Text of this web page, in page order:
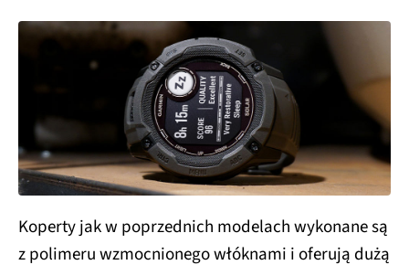
Koperty jak w poprzednich modelach wykonane są
z polimeru wzmocnionego włóknami i oferują dużą